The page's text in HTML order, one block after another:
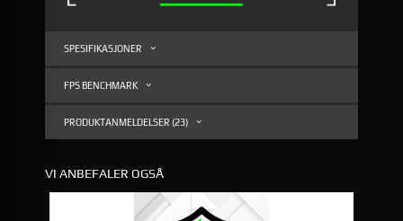
SPESIFIKASJONER
FPS BENCHMARK
PRODUKTANMELDELSER (23)
VI ANBEFALER OGSÅ